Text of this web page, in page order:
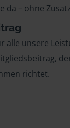
da – ohne
alle unsere
richtet.